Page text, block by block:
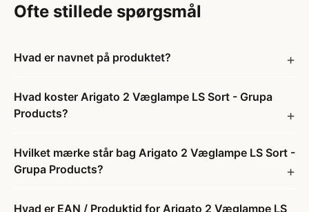
Ofte stillede spørgsmål
Hvad er navnet på produktet?
Hvad koster Arigato 2 Væglampe LS Sort - Grupa
Products?
Hvilket mærke står bag Arigato 2 Væglampe LS Sort -
Grupa Products?
Hvad er EAN / Produktid for Arigato 2 Væglampe LS